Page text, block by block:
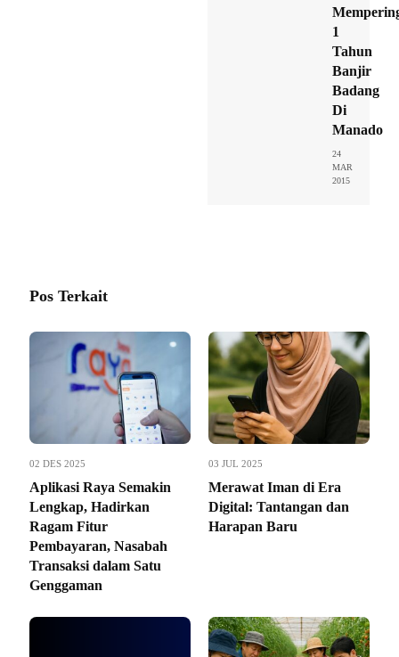
1
Tahun
Banjir
Badang
Di
Manado
24
MAR
2015
Pos Terkait
02 DES 2025
Aplikasi Raya Semakin
Lengkap, Hadirkan
Ragam Fitur
Pembayaran, Nasabah
Transaksi dalam Satu
Genggaman
03 JUL 2025
Merawat Iman di Era
Digital: Tantangan dan
Harapan Baru